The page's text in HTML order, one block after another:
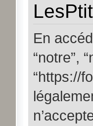
En
“notre”,
“https://